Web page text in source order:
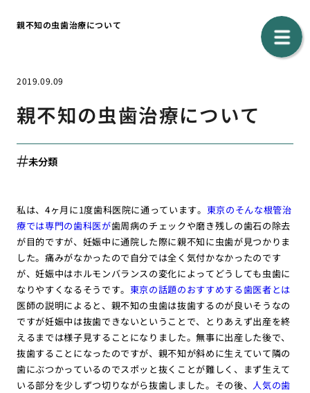
親不知の虫歯治療について
2019.09.09
親不知の虫歯治療について
未分類
私は、4ヶ月に1度歯科医院に通っています。 東京のそんな根管治
療では専門の歯科医が歯周病のチェックや磨き残しの歯石の除去
が目的ですが、妊娠中に通院した際に親不知に虫歯が見つかりま
した。痛みがなかったので自分では全く気付かなかったのです
が、妊娠中はホルモンバランスの変化によってどうしても虫歯に
なりやすくなるそうです。 東京の話題のおすすめする歯医者とは
医師の説明によると、親不知の虫歯は抜歯するのが良いそうなの
ですが妊娠中は抜歯できないということで、とりあえず出産を終
えるまでは様子見することになりました。無事に出産した後で、
抜歯することになったのですが、親不知が斜めに生えていて隣の
歯にぶつかっているのでスポッと抜くことが難しく、まず生えて
いる部分を少しずつ切りながら抜歯しました。その後、 人気の歯